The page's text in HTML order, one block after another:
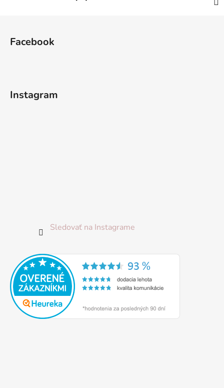
Facebook
Instagram
Sledovať na Instagrame